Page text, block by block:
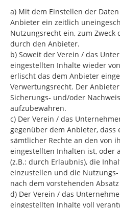
a) Mit dem Einstellen der
Anbieter ein zeitlich
Nutzungsrecht ein, zum
durch den Anbieter.
b) Soweit der Verein / das
eingestellten Inhalte wieder
erlischt das dem Anbieter
Verwertungsrecht. Der
Sicherungs- und/oder
aufzubewahren.
c) Der Verein / das
gegenüber dem Anbieter,
sämtlicher Rechte an den von
eingestellten Inhalten ist, oder
(z.B.: durch Erlaubnis), die
einzustellen und die
nach dem vorstehenden
d) Der Verein / das
eingestellten Inhalte voll